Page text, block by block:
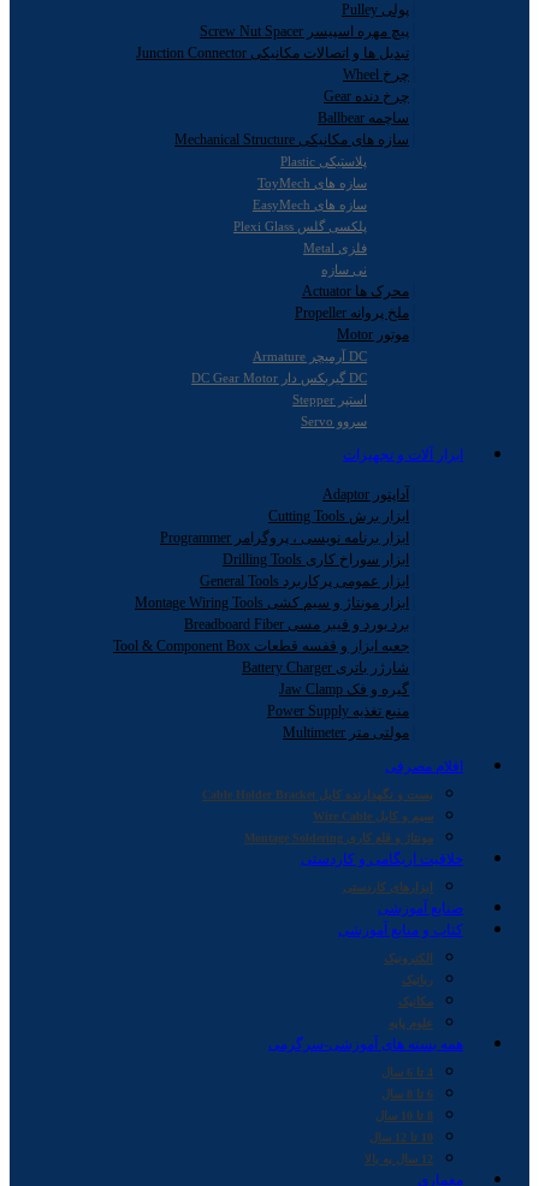
پولی Pulley
پیچ مهره اسپیسر Screw Nut Spacer
تبدیل ها و اتصالات مکانیکی Junction Connector
چرخ Wheel
چرخ دنده Gear
ساچمه Ballbear
سازه های مکانیکی Mechanical Structure
پلاستیکی Plastic
سازه های ToyMech
سازه های EasyMech
پلکسی گلس Plexi Glass
فلزی Metal
نی سازه
محرک ها Actuator
ملخ پروانه Propeller
موتور Motor
DC آرمیچر Armature
DC گیربکس دار DC Gear Motor
استپر Stepper
سروو Servo
ابزار آلات و تجهیزات
آداپتور Adaptor
ابزار برش Cutting Tools
ابزار برنامه نویسی ، پروگرامر Programmer
ابزار سوراخ کاری Drilling Tools
ابزار عمومی پرکاربرد General Tools
ابزار مونتاژ و سیم کشی Montage Wiring Tools
برد بورد و فیبر مسی Breadboard Fiber
جعبه ابزار و قفسه قطعات Tool & Component Box
شارژر باتری Battery Charger
گیره و فک Jaw Clamp
منبع تغذیه Power Supply
مولتی متر Multimeter
اقلام مصرفی
بست و نگهدارنده کابل Cable Holder Bracket
سیم و کابل Wire Cable
مونتاژ و قلع کاری Montage Soldering
خلاقیت اریگامی و کاردستی
ابزارهای کاردستی
صنایع آموزشی
کتاب و منابع آموزشی
الکترونیک
رباتیک
مکانیک
علوم پایه
همه بسته های آموزشی-سرگرمی
4 تا 6 سال
6 تا 8 سال
8 تا 10 سال
10 تا 12 سال
12 سال به بالا
معماری